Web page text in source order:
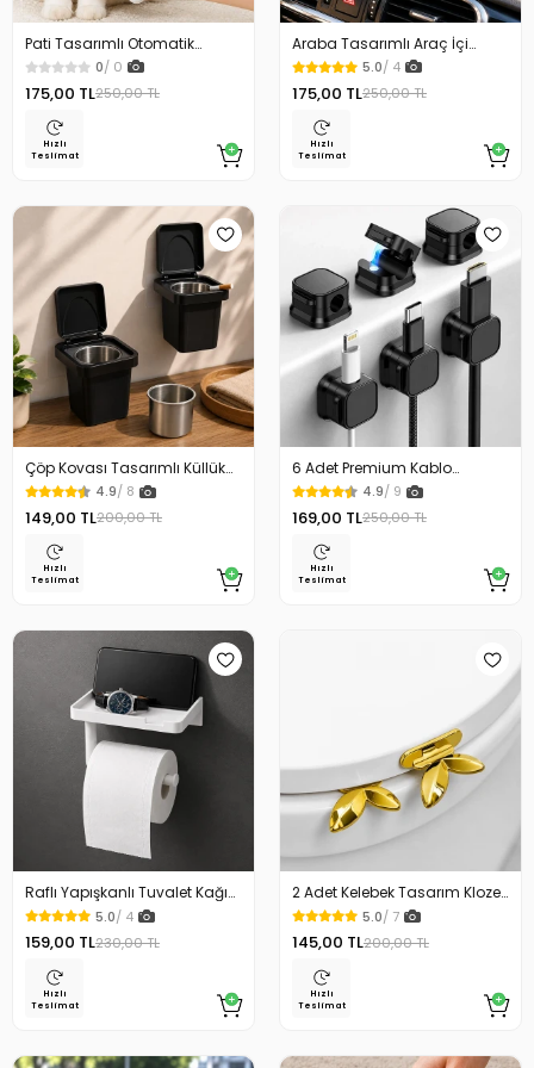
Pati Tasarımlı Otomatik
Temizlenen Evcil Hayvan
Fırçası
0/ 0
175,00 TL250,00 TL
Hızlı
Teslimat
Araba Tasarımlı Araç İçi
Telefon Tutucu 360 Dönebilen
Ayarlı
5.0/ 4
175,00 TL250,00 TL
Hızlı
Teslimat
Çöp Kovası Tasarımlı Küllük
Duvar Masaüstü ve Araç İçin
Uygun Kullanım
4.9/ 8
149,00 TL200,00 TL
Hızlı
Teslimat
6 Adet Premium Kablo
Düzenleyici Kablo Tutucu
Mıknatıslı Kapak Özellikli
4.9/ 9
169,00 TL250,00 TL
Hızlı
Teslimat
Raflı Yapışkanlı Tuvalet Kağıdı
Askılığı
5.0/ 4
159,00 TL230,00 TL
Hızlı
Teslimat
2 Adet Kelebek Tasarım Klozet
Kaldırma Aparatı Gold Renk
5.0/ 7
145,00 TL200,00 TL
Hızlı
Teslimat